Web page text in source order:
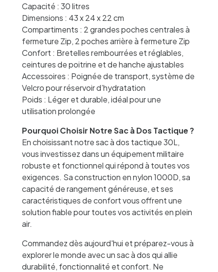
Capacité : 30 litres
Dimensions : 43 x 24 x 22 cm
Compartiments : 2 grandes poches centrales à
fermeture Zip, 2 poches arrière à fermeture Zip
Confort : Bretelles rembourrées et réglables,
ceintures de poitrine et de hanche ajustables
Accessoires : Poignée de transport, système de
Velcro pour réservoir d’hydratation
Poids : Léger et durable, idéal pour une
utilisation prolongée
Pourquoi Choisir Notre Sac à Dos Tactique ?
En choisissant notre sac à dos tactique 30L,
vous investissez dans un équipement militaire
robuste et fonctionnel qui répond à toutes vos
exigences. Sa construction en nylon 1000D, sa
capacité de rangement généreuse, et ses
caractéristiques de confort vous offrent une
solution fiable pour toutes vos activités en plein
air.
Commandez dès aujourd'hui et préparez-vous à
explorer le monde avec un sac à dos qui allie
durabilité, fonctionnalité et confort. Ne